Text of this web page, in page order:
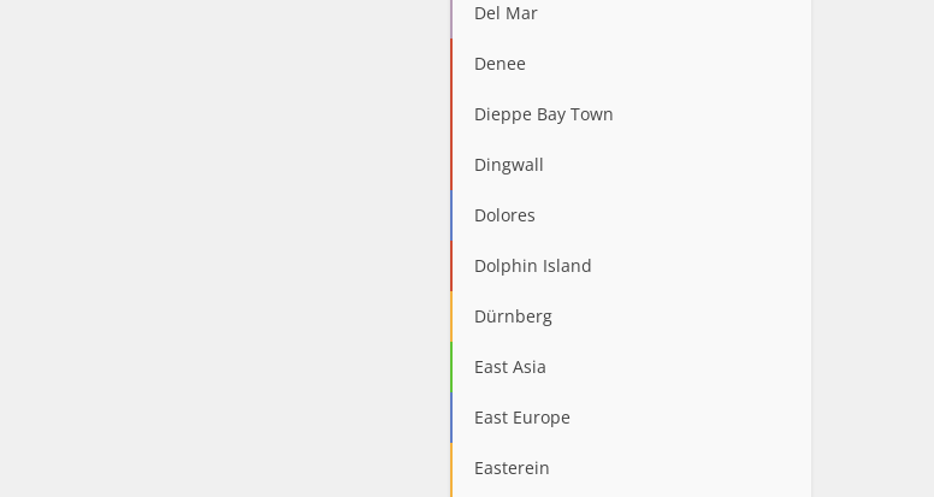
Del Mar
Denee
Dieppe Bay Town
Dingwall
Dolores
Dolphin Island
Dürnberg
East Asia
East Europe
Easterein